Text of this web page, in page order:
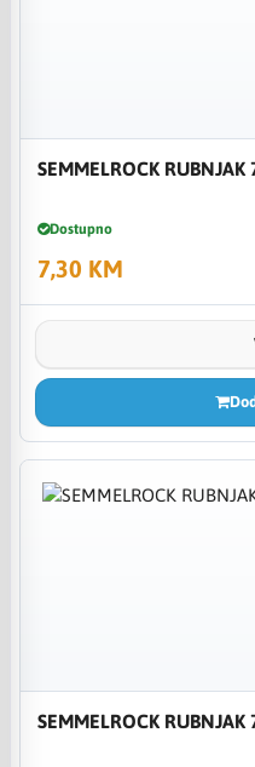
SEMMELROCK
Dostupno
7,30 KM
SEMMELROCK